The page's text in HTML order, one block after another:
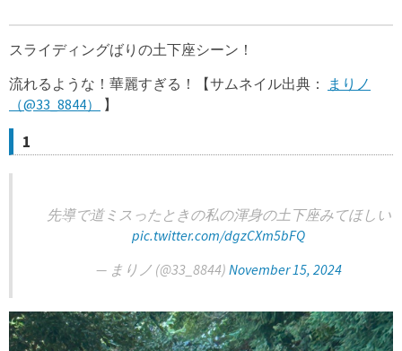
スライディングばりの土下座シーン！
流れるような！華麗すぎる！【サムネイル出典：
まりノ
（@33_8844）
】
1
先導で道ミスったときの私の渾身の土下座みてほしい
pic.twitter.com/dgzCXm5bFQ
— まりノ (@33_8844) November 15, 2024